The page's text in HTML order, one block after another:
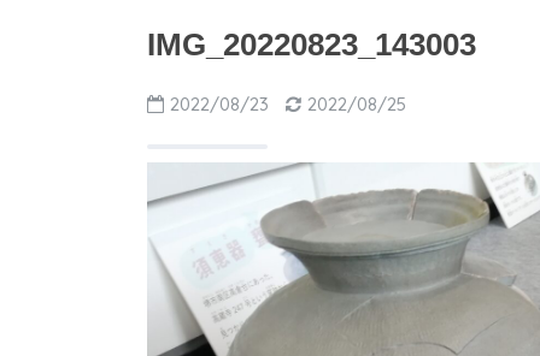
IMG_20220823_143003
2022/08/23 2022/08/25